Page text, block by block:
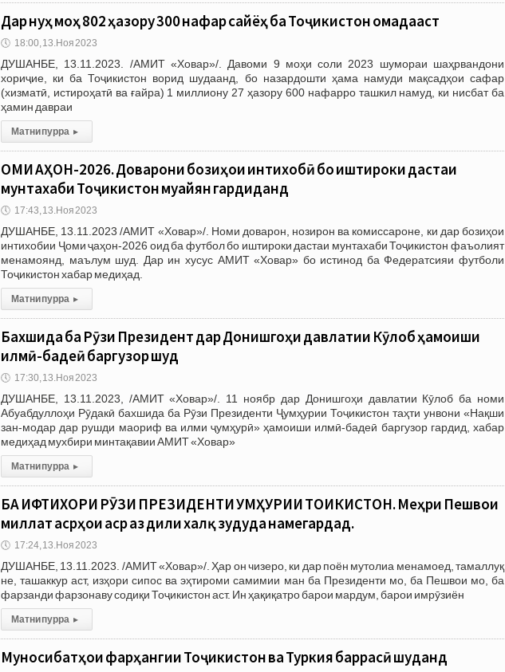
Дар нуҳ моҳ 802 ҳазору 300 нафар сайёҳ ба Тоҷикистон омадааст
🕔 18:00, 13.Ноя 2023
ДУШАНБЕ, 13.11.2023. /АМИТ «Ховар»/. Давоми 9 моҳи соли 2023 шумораи шаҳрвандони
хориҷие, ки ба Тоҷикистон ворид шудаанд, бо назардошти ҳама намуди мақсадҳои сафар
(хизматӣ, истироҳатӣ ва ғайра) 1 миллиону 27 ҳазору 600 нафарро ташкил намуд, ки нисбат ба
ҳамин давраи
Матни пурра ▸
ҶОМИ ҶАҲОН-2026. Доварони бозиҳои интихобӣ бо иштироки дастаи
мунтахаби Тоҷикистон муайян гардиданд
🕔 17:43, 13.Ноя 2023
ДУШАНБЕ, 13.11.2023 /АМИТ «Ховар»/. Номи доварон, нозирон ва комиссароне, ки дар бозиҳои
интихобии Ҷоми ҷаҳон-2026 оид ба футбол бо иштироки дастаи мунтахаби Тоҷикистон фаъолият
менамоянд, маълум шуд. Дар ин хусус АМИТ «Ховар» бо истинод ба Федератсияи футболи
Тоҷикистон хабар медиҳад.
Матни пурра ▸
Бахшида ба Рӯзи Президент дар Донишгоҳи давлатии Кӯлоб ҳамоиши
илмӣ-бадеӣ баргузор шуд
🕔 17:30, 13.Ноя 2023
ДУШАНБЕ, 13.11.2023, /АМИТ «Ховар»/. 11 ноябр дар Донишгоҳи давлатии Кӯлоб ба номи
Абуабдуллоҳи Рӯдакӣ бахшида ба Рӯзи Президенти Ҷумҳурии Тоҷикистон таҳти унвони «Нақши
зан-модар дар рушди маориф ва илми ҷумҳурӣ» ҳамоиши илмӣ-бадеӣ баргузор гардид, хабар
медиҳад мухбири минтақавии АМИТ «Ховар»
Матни пурра ▸
БА ИФТИХОРИ РӮЗИ ПРЕЗИДЕНТИ ҶУМҲУРИИ ТОҶИКИСТОН. Меҳри Пешвои
миллат асрҳои аср аз дили халқ зудуда намегардад.
🕔 17:24, 13.Ноя 2023
ДУШАНБЕ, 13.11.2023. /АМИТ «Ховар»/. Ҳар он чизеро, ки дар поён мутолиа менамоед, тамаллуқ
не, ташаккур аст, изҳори сипос ва эҳтироми самимии ман ба Президенти мо, ба Пешвои мо, ба
фарзанди фарзонаву содиқи Тоҷикистон аст. Ин ҳақиқатро барои мардум, барои имрӯзиён
Матни пурра ▸
Муносибатҳои фарҳангии Тоҷикистон ва Туркия баррасӣ шуданд